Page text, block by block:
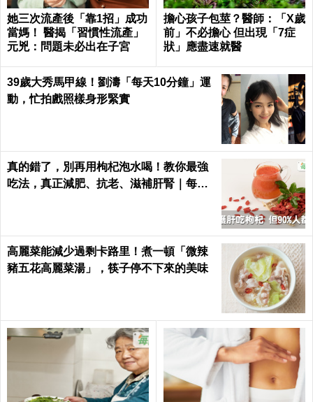
她三次流產後「靠1招」成功
當媽！ 醫揭「習慣性流產」
元兇：問題未必出在子宮
擔心孩子包莖？醫師：「X歲
前」不必擔心 但出現「7症
狀」應盡速就醫
39歲大秀馬甲線！劉濤「每天10分鐘」運
動，忙拍戲照樣身形緊實
真的錯了，別再用枸杞泡水喝！教你最強
吃法，真正減肥、抗老、滋補肝腎｜每日
高麗菜能減少過剩卡路里！煮一頓「微辣
豬五花高麗菜湯」，筷子停不下來的美味